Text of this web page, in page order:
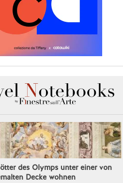
des Olymps unter einer von
Decke wohnen